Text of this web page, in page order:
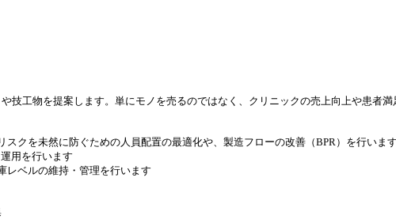
技工物を提案します。単にモノを売るのではなく、クリニックの売上向上や患者
クを未然に防ぐための人員配置の最適化や、製造フローの改善（BPR）を行います
用を行います
レベルの維持・管理を行います